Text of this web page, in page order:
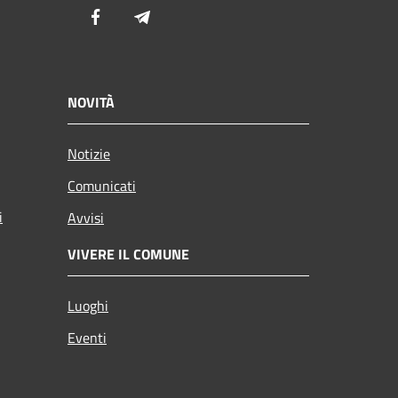
Facebook
NOVITÀ
Notizie
Comunicati
Avvisi
VIVERE IL COMUNE
Luoghi
Eventi